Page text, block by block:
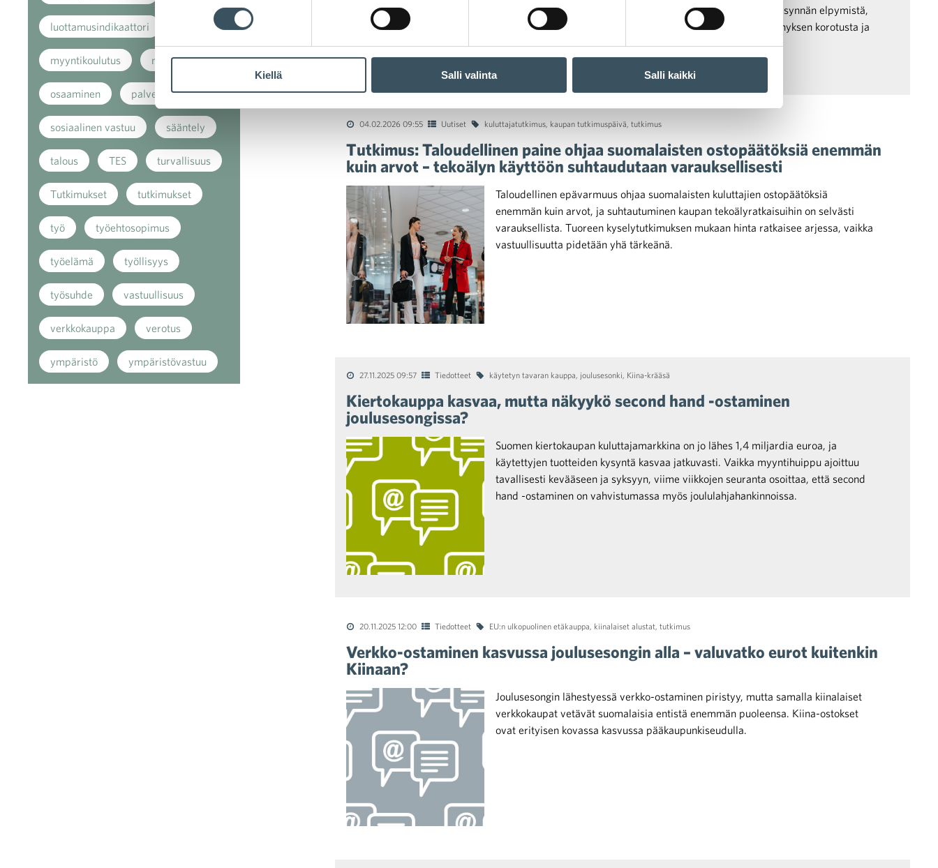
Kiellä Salli valinta Salli kaikki
verrattuna vuoteen 2024. Kuluttajien varovaisuus jarruttaa kysynnän elpymistä,
ja liitto ehdottaa kulutuksen vauhdittamiseksi kotitalousvähennyksen korotusta ja
varainsiirtoveron väliaikaista poistoa.
04.02.2026 09:55 Uutiset kuluttajatutkimus kaupan tutkimuspäivä tutkimus
Tutkimus: Taloudellinen paine ohjaa suomalaisten ostopäätöksiä enemmän
kuin arvot – tekoälyn käyttöön suhtaudutaan varauksellisesti
Taloudellinen epävarmuus ohjaa suomalaisten kuluttajien ostopäätöksiä
enemmän kuin arvot, ja suhtautuminen kaupan tekoälyratkaisuihin on selvästi
varauksellista. Tuoreen kyselytutkimuksen mukaan hinta ratkaisee arjessa, vaikka
vastuullisuutta pidetään yhä tärkeänä.
27.11.2025 09:57 Tiedotteet käytetyn tavaran kauppa, joulusesonki, Kiina-krääsä
Kiertokauppa kasvaa, mutta näkyykö second hand -ostaminen
joulusesongissa?
Suomen kiertokaupan kuluttajamarkkina on jo lähes 1,4 miljardia euroa, ja
käytettyjen tuotteiden kysyntä kasvaa jatkuvasti. Vaikka myyntihuippu ajoittuu
tavallisesti kevääseen ja syksyyn, viime viikkojen seuranta osoittaa, että second
hand -ostaminen on vahvistumassa myös joululahjahankinnoissa.
20.11.2025 12:00 Tiedotteet EU:n ulkopuolinen etäkauppa, kiinalaiset alustat, tutkimus
Verkko-ostaminen kasvussa joulusesongin alla – valuvatko eurot kuitenkin
Kiinaan?
Joulusesongin lähestyessä verkko-ostaminen piristyy, mutta samalla kiinalaiset
verkkokaupat vetävät suomalaisia entistä enemmän puoleensa. Kiina-ostokset
ovat erityisen kovassa kasvussa pääkaupunkiseudulla.
luottamusindikaattori
myyntikoulutus nuoret
osaaminen palvelut
sosiaalinen vastuu sääntely
talous TES turvallisuus
Tutkimukset tutkimukset
työ työehtosopimus
työelämä työllisyys
työsuhde vastuullisuus
verkkokauppa verotus
ympäristö ympäristövastuu